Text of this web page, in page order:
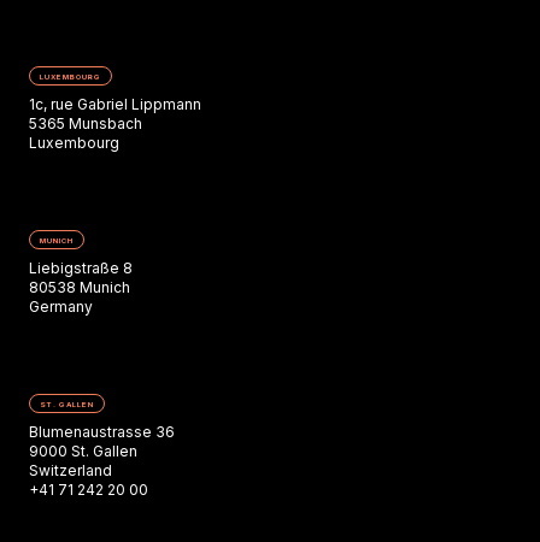
LUXEMBOURG
1c, rue Gabriel Lippmann
5365 Munsbach
Luxembourg
MUNICH
Liebigstraße 8
80538 Munich
Germany
ST. GALLEN
Blumenaustrasse 36
9000 St. Gallen
Switzerland
+41 71 242 20 00